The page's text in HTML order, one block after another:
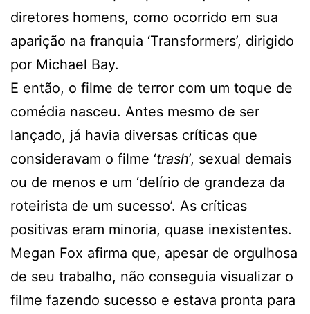
diretores homens, como ocorrido em sua
aparição na franquia ‘Transformers’, dirigido
por Michael Bay.
E então, o filme de terror com um toque de
comédia nasceu. Antes mesmo de ser
lançado, já havia diversas críticas que
consideravam o filme ‘trash’, sexual demais
ou de menos e um ‘delírio de grandeza da
roteirista de um sucesso’. As críticas
positivas eram minoria, quase inexistentes.
Megan Fox afirma que, apesar de orgulhosa
de seu trabalho, não conseguia visualizar o
filme fazendo sucesso e estava pronta para